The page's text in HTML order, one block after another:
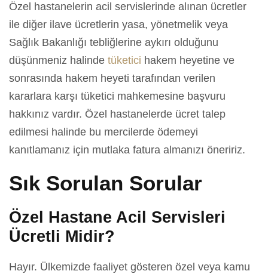
Özel hastanelerin acil servislerinde alınan ücretler
ile diğer ilave ücretlerin yasa, yönetmelik veya
Sağlık Bakanlığı tebliğlerine aykırı olduğunu
düşünmeniz halinde tüketici hakem heyetine ve
sonrasında hakem heyeti tarafından verilen
kararlara karşı tüketici mahkemesine başvuru
hakkınız vardır. Özel hastanelerde ücret talep
edilmesi halinde bu mercilerde ödemeyi
kanıtlamanız için mutlaka fatura almanızı öneririz.
Sık Sorulan Sorular
Özel Hastane Acil Servisleri
Ücretli Midir?
Hayır. Ülkemizde faaliyet gösteren özel veya kamu